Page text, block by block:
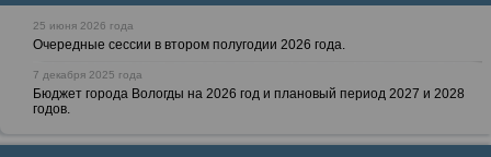
25 июня 2026 года
Очередные сессии в втором полугодии 2026 года.
7 декабря 2025 года
Бюджет города Вологды на 2026 год и плановый период 2027 и 2028
годов.